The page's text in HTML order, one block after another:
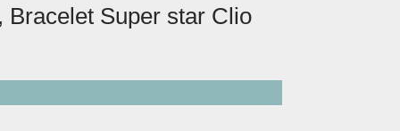
Bracelet Super star Clio